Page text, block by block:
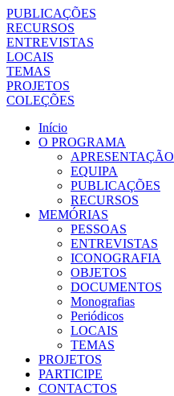
PUBLICAÇÕES
RECURSOS
ENTREVISTAS
LOCAIS
TEMAS
PROJETOS
COLEÇÕES
Início
O PROGRAMA
APRESENTAÇÃO
EQUIPA
PUBLICAÇÕES
RECURSOS
MEMÓRIAS
PESSOAS
ENTREVISTAS
ICONOGRAFIA
OBJETOS
DOCUMENTOS
Monografias
Periódicos
LOCAIS
TEMAS
PROJETOS
PARTICIPE
CONTACTOS